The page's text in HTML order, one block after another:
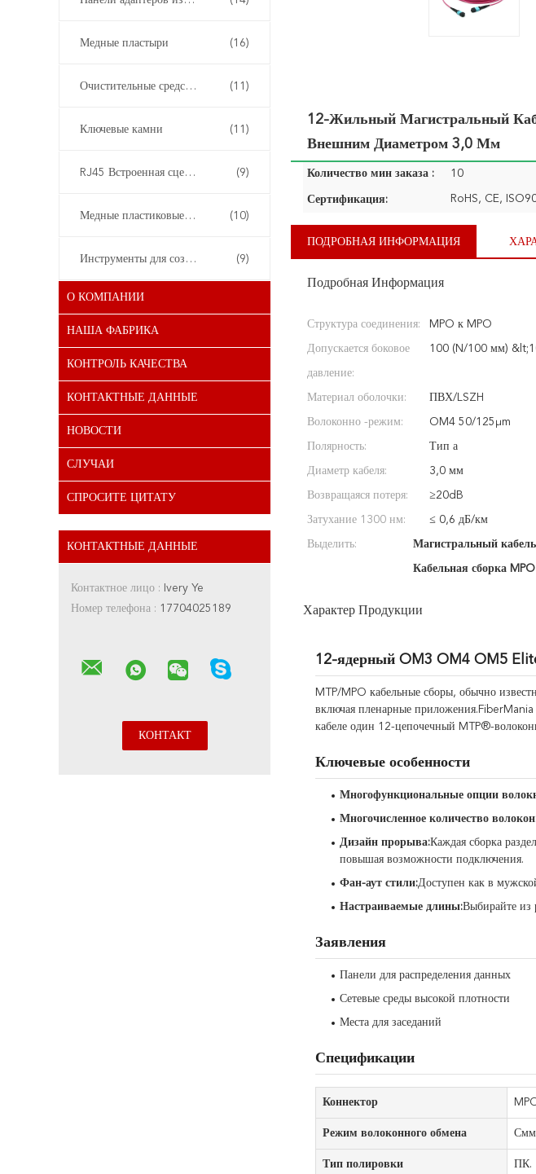
Медные пластыри (16)
Очистительные средства из волокна (11)
Ключевые камни (11)
RJ45 Встроенная сцепка (9)
Медные пластиковые панели (10)
Инструменты для создания сетей (9)
О КОМПАНИИ
НАША ФАБРИКА
КОНТРОЛЬ КАЧЕСТВА
КОНТАКТНЫЕ ДАННЫЕ
НОВОСТИ
СЛУЧАИ
СПРОСИТЕ ЦИТАТУ
КОНТАКТНЫЕ ДАННЫЕ
Контактное лицо : Ivery Ye
Номер телефона : 17704025189
12-Жильный Магистральный
Внешним Диаметром 3,0 Мм
Количество мин заказа : 10
Сертификация: RoHS, CE,
ПОДРОБНАЯ ИНФОРМАЦИЯ
Подробная Информация
Структура соединения: MPO к MPO
Допускается боковое
давление:
100 (N/100 мм)
Материал оболочки: ПВХ/LSZH
Волоконно -режим: OM4 50/125μm
Полярность: Тип а
Диаметр кабеля: 3,0 мм
Возвращаяся потеря: ≥20dB
Затухание 1300 нм: ≤ 0,6 дБ/км
Выделить: Магистральный
Кабельная сборка
Характер Продукции
12-ядерный OM3 OM4 OM5
MTP/MPO кабельные сборы, обычно
включая пленарные
кабеле один 12-цепочечный MTP®-
Ключевые особенности
Многофункциональные опции
Многочисленное количество
Дизайн прорыва:Каждая сборка
повышая возможности подключения.
Фан-аут стили:Доступен как в
Настраиваемые длины:Выбирайте из
Заявления
Панели для распределения данных
Сетевые среды высокой плотности
Места для заседаний
Спецификации
Коннектор
Режим волоконного обмена
Тип полировки ПК.